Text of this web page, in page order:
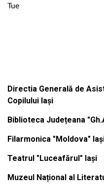
Tue
Directia Generală de
Copilului Iași
Biblioteca Județeana
Filarmonica "Moldova"
Teatrul "Luceafărul" Iași
Muzeul Național al